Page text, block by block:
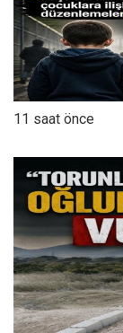
11 saat önce